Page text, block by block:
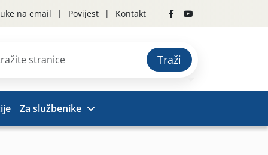
na email Povijest Kontakt
Traži
Za službenike